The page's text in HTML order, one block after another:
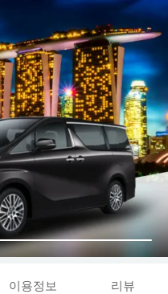
이용정보 리뷰